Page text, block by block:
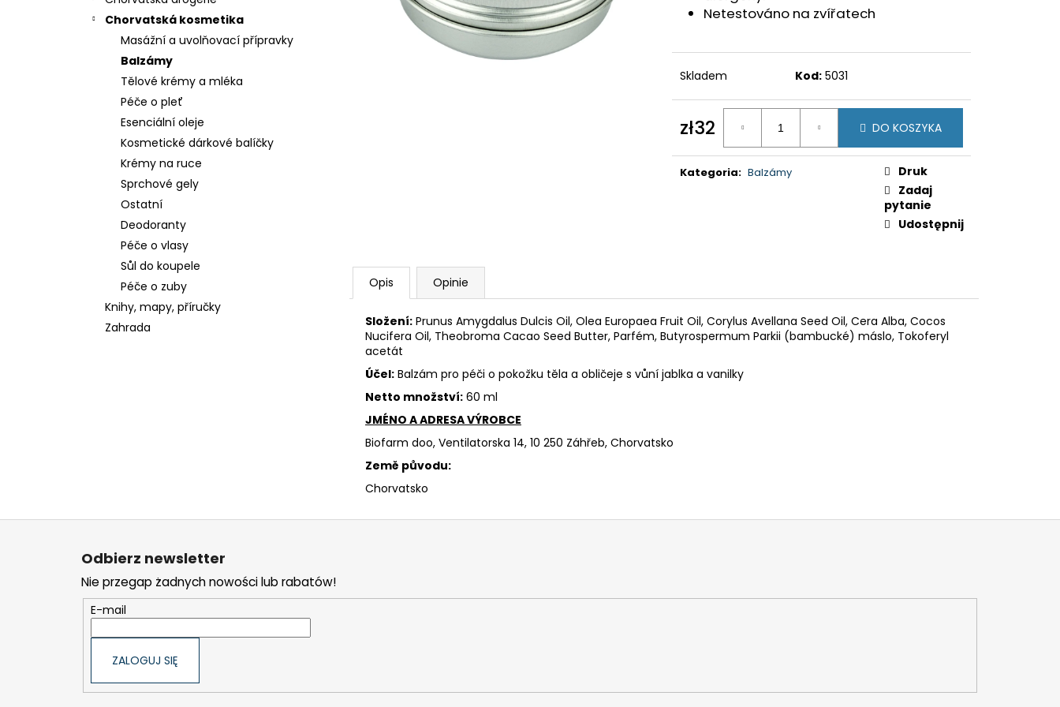
Chorvatská kosmetika
Masážní a uvolňovací přípravky
Balzámy
Tělové krémy a mléka
Péče o pleť
Esenciální oleje
Kosmetické dárkové balíčky
Krémy na ruce
Sprchové gely
Ostatní
Deodoranty
Péče o vlasy
Sůl do koupele
Péče o zuby
Knihy, mapy, příručky
Zahrada
Netestováno na zvířatech
Skladem Kod: 5031
zł32
jednostkowa:
DO KOSZYKA
Kategoria: Balzámy
Druk
Zadaj
pytanie
Udostępnij
Opis Opinie
Složení: Prunus Amygdalus Dulcis Oil, Olea Europaea Fruit Oil, Corylus Avellana Seed Oil, Cera Alba, Cocos
Nucifera Oil, Theobroma Cacao Seed Butter, Parfém, Butyrospermum Parkii (bambucké) máslo, Tokoferyl
acetát
Účel: Balzám pro péči o pokožku těla a obličeje s vůní jablka a vanilky
Netto množství: 60 ml
JMÉNO A ADRESA VÝROBCE
Biofarm doo, Ventilatorska 14, 10 250 Záhřeb, Chorvatsko
Země původu:
Chorvatsko
Odbierz newsletter
Nie przegap żadnych nowości lub rabatów!
E-mail
ZALOGUJ SIĘ